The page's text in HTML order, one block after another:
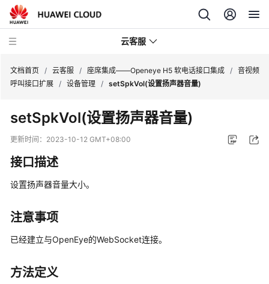
云客服
品
介
速
门
用
指
文档首页 / 云客服 / 座席集成——Openeye H5 软电话接口集成 / 音视频
呼叫接口扩展 / 设备管理 / setSpkVol(设置扬声器音量)
setSpkVol(设置扬声器音量)
更新时间： 2023-10-12 GMT+08:00
接口描述
设置扬声器音量大小。
注意事项
已经建立与OpenEye的WebSocket连接。
方法定义